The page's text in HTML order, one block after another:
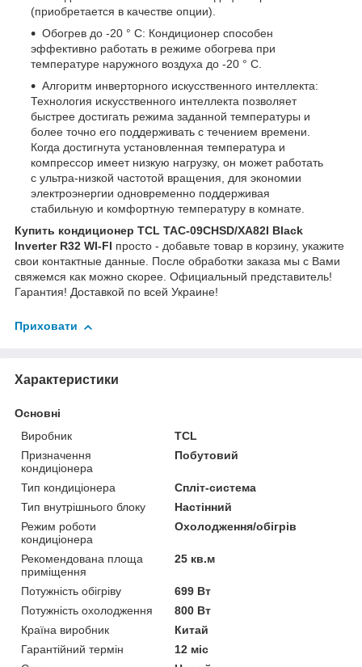
(приобретается в качестве опции).
Обогрев до -20 ° С: Кондиционер способен
эффективно работать в режиме обогрева при
температуре наружного воздуха до -20 ° С.
Алгоритм инверторного искусственного интеллекта:
Технология искусственного интеллекта позволяет
быстрее достигать режима заданной температуры и
более точно его поддерживать с течением времени.
Когда достигнута установленная температура и
компрессор имеет низкую нагрузку, он может работать
с ультра-низкой частотой вращения, для экономии
электроэнергии одновременно поддерживая
стабильную и комфортную температуру в комнате.
Купить кондиционер TCL TAC-09CHSD/XA82I Black
Inverter R32 WI-FI просто - добавьте товар в корзину, укажите
свои контактные данные. После обработки заказа мы с Вами
свяжемся как можно скорее. Официальный представитель!
Гарантия! Доставкой по всей Украине!
Приховати
Характеристики
Основні
Виробник
TCL
Призначення
кондиціонера
Побутовий
Тип кондиціонера
Спліт-система
Тип внутрішнього блоку
Настінний
Режим роботи
кондиціонера
Охолодження/обігрів
Рекомендована площа
приміщення
25 кв.м
Потужність обігріву
699 Вт
Потужність охолодження
800 Вт
Країна виробник
Китай
Гарантійний термін
12 міс